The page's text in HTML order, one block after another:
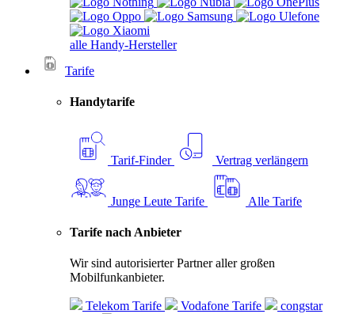
alle Handy-Hersteller
Tarife
Handytarife
Tarif-Finder Vertrag verlängern
Junge Leute Tarife Alle Tarife
Tarife nach Anbieter
Wir sind autorisierter Partner aller großen
Mobilfunkanbieter.
Telekom Tarife Vodafone Tarife
congstar